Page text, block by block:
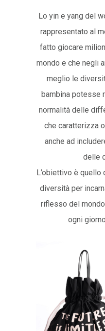
Lo yin e yang del
rappresentato al
fatto giocare
mondo e che negli
meglio le
bambina potesse
normalità delle
che caratterizza
anche ad
delle
L’obiettivo è
diversità per
riflesso del
ogni